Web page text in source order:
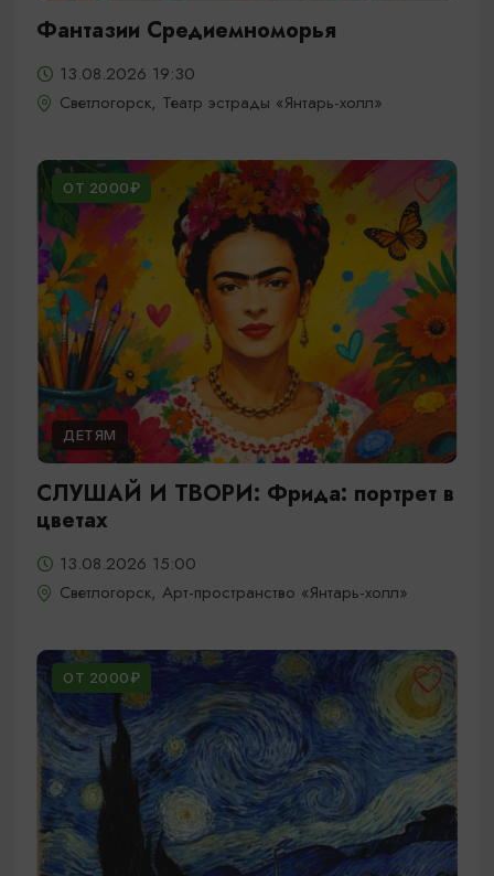
Фантазии Средиемноморья
13.08.2026 19:30
Светлогорск, Театр эстрады «Янтарь-холл»
ОТ 2000₽
ДЕТЯМ
СЛУШАЙ И ТВОРИ: Фрида: портрет в
цветах
13.08.2026 15:00
Светлогорск, Арт-пространство «Янтарь-холл»
ОТ 2000₽